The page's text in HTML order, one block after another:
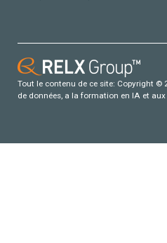
Tout le contenu de ce site: Copyright ©
de données, a la formation en IA et